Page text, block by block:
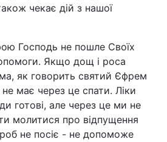
чекає дій з нашої
Господь не пошле Своїх
Якщо дощ і роса
як говорить святий Єфрем
має через це спати. Ліки
готові, але через це ми не
молитися про відпущення
не посіє - не допоможе